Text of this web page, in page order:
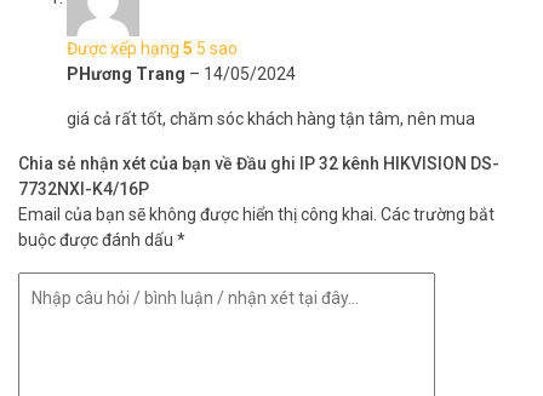
Được xếp hạng 5 5 sao
PHương Trang – 14/05/2024
giá cả rất tốt, chăm sóc khách hàng tận tâm, nên mua
Chia sẻ nhận xét của bạn về Đầu ghi IP 32 kênh HIKVISION DS-
7732NXI-K4/16P
Email của bạn sẽ không được hiển thị công khai. Các trường bắt
buộc được đánh dấu *